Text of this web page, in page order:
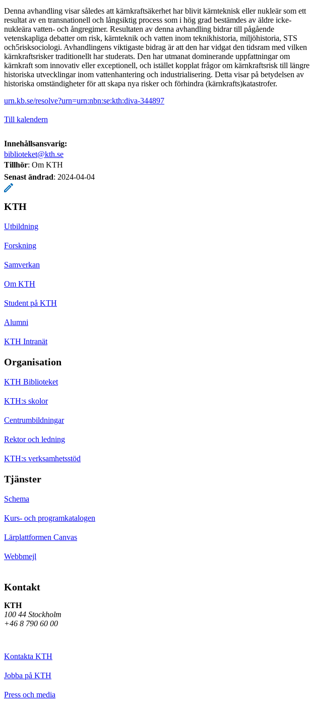
Denna avhandling visar således att kärnkraftsäkerhet har blivit kärnteknisk eller nukleär som ett
resultat av en transnationell och långsiktig process som i hög grad bestämdes av äldre icke-
nukleära vatten- och ångregimer. Resultaten av denna avhandling bidrar till pågående
vetenskapliga debatter om risk, kärnteknik och vatten inom teknikhistoria, miljöhistoria, STS
och5risksociologi. Avhandlingens viktigaste bidrag är att den har vidgat den tidsram med vilken
kärnkraftsrisker traditionellt har studerats. Den har utmanat dominerande uppfattningar om
kärnkraft som innovativ eller exceptionell, och istället kopplat frågor om kärnkraftsrisk till längre
historiska utvecklingar inom vattenhantering och industrialisering. Detta visar på betydelsen av
historiska omständigheter för att skapa nya risker och förhindra (kärnkrafts)katastrofer.
urn.kb.se/resolve?urn=urn:nbn:se:kth:diva-344897
Till kalendern
Innehållsansvarig:
biblioteket@kth.se
Tillhör: Om KTH
Senast ändrad: 2024-04-04
KTH
Utbildning
Forskning
Samverkan
Om KTH
Student på KTH
Alumni
KTH Intranät
Organisation
KTH Biblioteket
KTH:s skolor
Centrumbildningar
Rektor och ledning
KTH:s verksamhetsstöd
Tjänster
Schema
Kurs- och programkatalogen
Lärplattformen Canvas
Webbmejl
Kontakt
KTH
100 44 Stockholm
+46 8 790 60 00
Kontakta KTH
Jobba på KTH
Press och media